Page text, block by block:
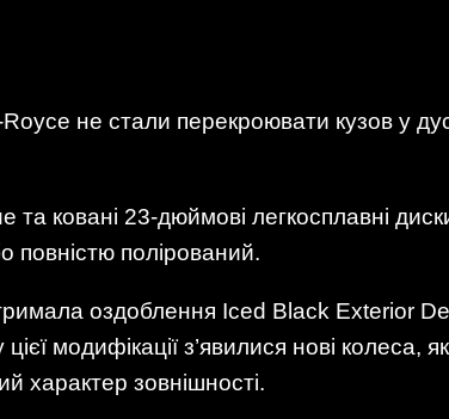
не стали перекроювати кузов у
та ковані 23-дюймові легкосплавні
повністю полірований.
оздоблення Iced Black Exterior
модифікації з’явилися нові колеса,
характер зовнішності.